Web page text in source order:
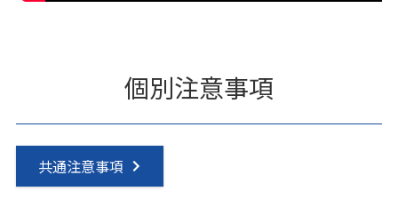
個別注意事項
共通注意事項